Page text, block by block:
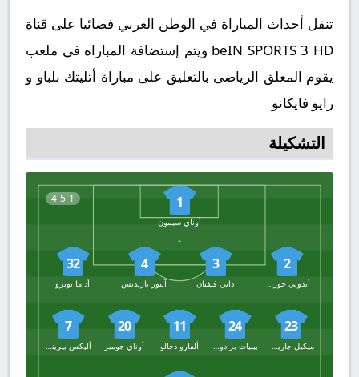
تنقل أحداث المباراة في الوطن العربي فضائيا على قناة
beIN SPORTS 3 HD ويتم إستضافة المباراه في ملعب
يقوم المعلق الرياضى بالتعليق على مباراة أتليتك بلباو و
رايو فايكانو
التشكيلة
4-5-1 1
أوناي سيمون
2
أندوني جوروسابيل
3
داني فيفيان
4
آيتور باريديس
32
أداما بويرو
23
24
بينيات برادوس دياز
11
ألفارو دجالو
20
أوناي جوميز
7